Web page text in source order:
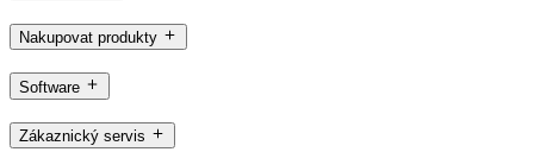
Nakupovat produkty
Software
Zákaznický servis